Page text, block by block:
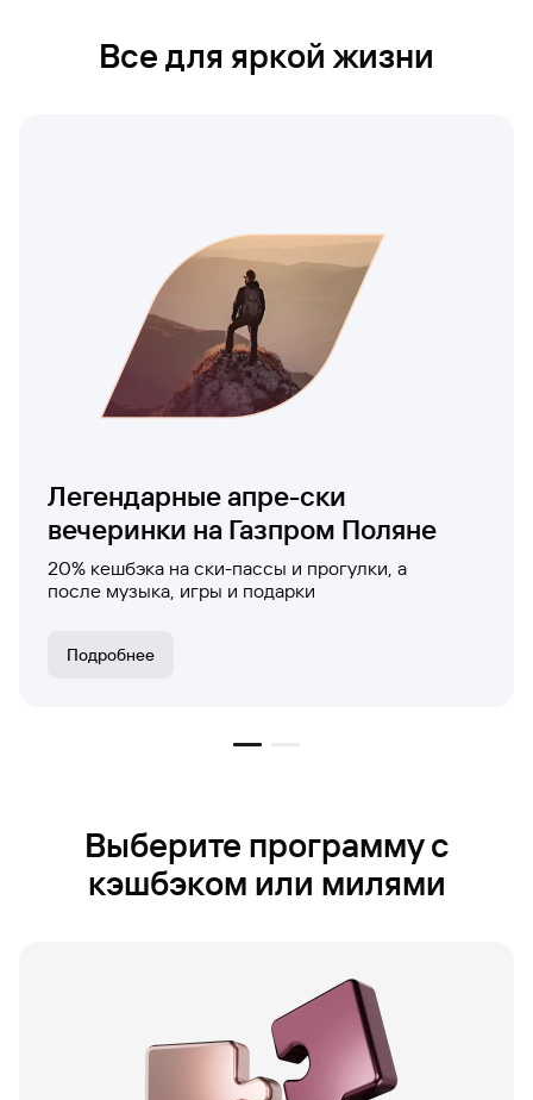
Все для яркой жизни
Легендарные апре-ски
вечеринки на Газпром Поляне
20% кешбэка на ски-пассы и прогулки, а
после музыка, игры и подарки
Подробнее
Выберите программу с
кэшбэком или милями